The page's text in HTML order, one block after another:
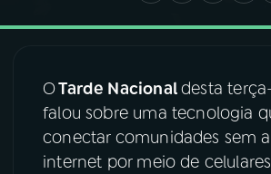
03PROGRAMAÇÃO
04PROGRAMAS
PODCASTS
OTarde Nacionaldesta
falou sobre uma tecnologia
conectar comunidades sem
internet por meio de